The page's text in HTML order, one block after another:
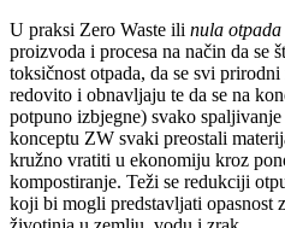
U praksi Zero Waste ili nula otpada
proizvoda i procesa na način da se
toksičnost otpada, da se svi
redovito i obnavljaju te da se na
potpuno izbjegne) svako spaljivanje
konceptu ZW svaki preostali
kružno vratiti u ekonomiju kroz
kompostiranje. Teži se redukciji
koji bi mogli predstavljati opasnost